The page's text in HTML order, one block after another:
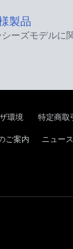
製品
ーズモデルに
環境 特定商取
ご案内 ニュー